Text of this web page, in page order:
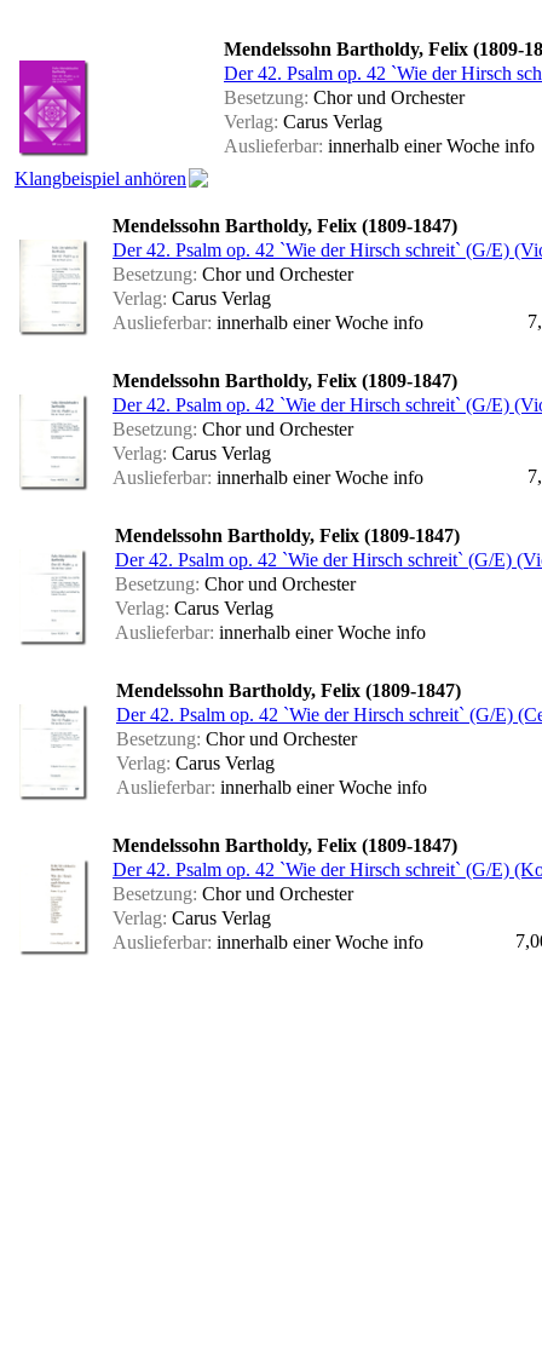
Klangbeispiel anhören
Mendelssohn Bartholdy, Felix (1809-
Der 42. Psalm op. 42 `Wie der Hirsch
Besetzung: Chor und Orchester
Verlag: Carus Verlag
Auslieferbar: innerhalb einer Woche info
Mendelssohn Bartholdy, Felix (1809-1847)
Der 42. Psalm op. 42 `Wie der Hirsch schreit` (G/E)
Besetzung: Chor und Orchester
Verlag: Carus Verlag
Auslieferbar: innerhalb einer Woche info
Mendelssohn Bartholdy, Felix (1809-1847)
Der 42. Psalm op. 42 `Wie der Hirsch schreit` (G/E)
Besetzung: Chor und Orchester
Verlag: Carus Verlag
Auslieferbar: innerhalb einer Woche info
Mendelssohn Bartholdy, Felix (1809-1847)
Der 42. Psalm op. 42 `Wie der Hirsch schreit` (G/E)
Besetzung: Chor und Orchester
Verlag: Carus Verlag
Auslieferbar: innerhalb einer Woche info
Mendelssohn Bartholdy, Felix (1809-1847)
Der 42. Psalm op. 42 `Wie der Hirsch schreit` (G/E)
Besetzung: Chor und Orchester
Verlag: Carus Verlag
Auslieferbar: innerhalb einer Woche info
Mendelssohn Bartholdy, Felix (1809-1847)
Der 42. Psalm op. 42 `Wie der Hirsch schreit` (G/E)
Besetzung: Chor und Orchester
Verlag: Carus Verlag
Auslieferbar: innerhalb einer Woche info